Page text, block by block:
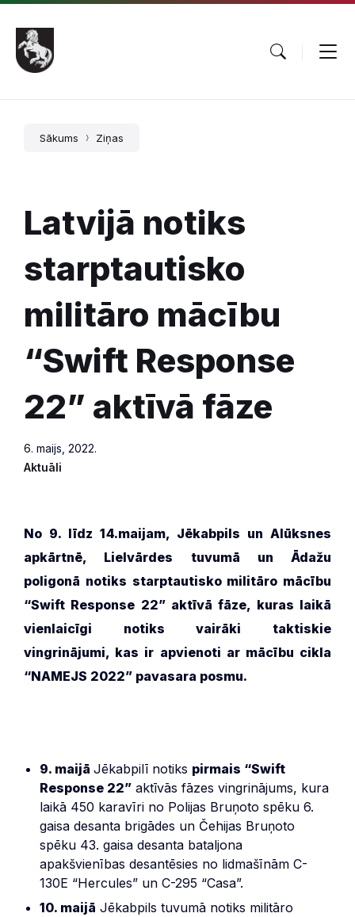
Pāriet
saturu
Skip
main
navigation
Skip
footer
Sākums Ziņas
Latvijā notiks
starptautisko
militāro mācību
“Swift Response
22” aktīvā fāze
6. maijs, 2022.
Aktuāli
No 9. līdz 14.maijam, Jēkabpils un Alūksnes
apkārtnē, Lielvārdes tuvumā un Ādažu
poligonā notiks starptautisko militāro mācību
“Swift Response 22” aktīvā fāze, kuras laikā
vienlaicīgi notiks vairāki taktiskie
vingrinājumi, kas ir apvienoti ar mācību cikla
“NAMEJS 2022” pavasara posmu.
9. maijā Jēkabpilī notiks pirmais “Swift
Response 22” aktīvās fāzes vingrinājums, kura
laikā 450 karavīri no Polijas Bruņoto spēku 6.
gaisa desanta brigādes un Čehijas Bruņoto
spēku 43. gaisa desanta bataljona
apakšvienības desantēsies no lidmašīnām C-
130E “Hercules” un C-295 “Casa”.
10. maijā Jēkabpils tuvumā notiks militāro